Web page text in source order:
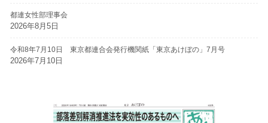
都連女性部理事会
2026年8月5日
令和8年7月10日 東京都連合会発行機関紙「東京あけぼの」7月号
2026年7月10日